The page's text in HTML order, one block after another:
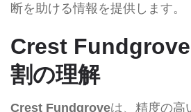
断を助ける情報を提供します。
Crest
割の理解
Crest Fundgroveは、精度の高